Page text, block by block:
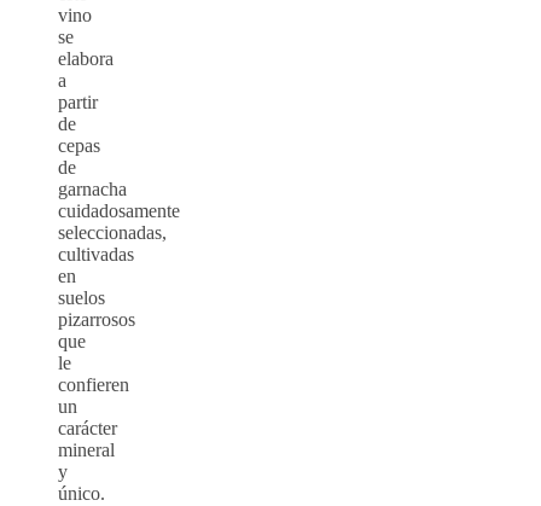
vino
se
elabora
a
partir
de
cepas
de
garnacha
cuidadosamente
seleccionadas,
cultivadas
en
suelos
pizarrosos
que
le
confieren
un
carácter
mineral
y
único.